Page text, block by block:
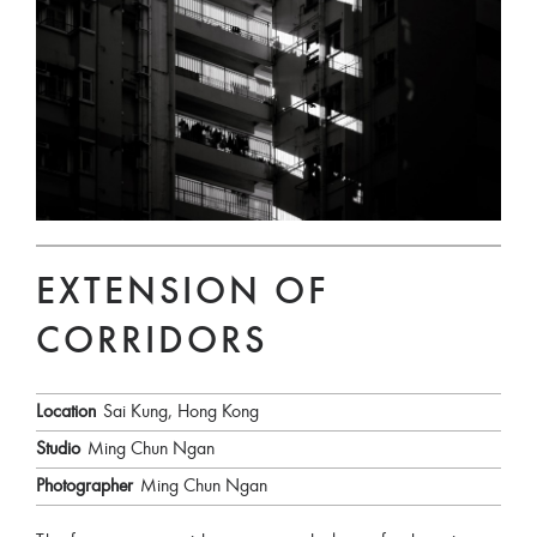
EXTENSION OF
CORRIDORS
Location Sai Kung, Hong Kong
Studio Ming Chun Ngan
Photographer Ming Chun Ngan